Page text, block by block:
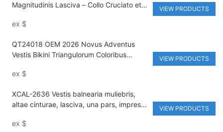
Magnitudinis Lasciva – Collo Cruciato et
Elasticitatis, Muliebris
ex $
VIEW PRODUCTS
QT24018 OEM 2026 Novus Adventus
Vestis Bikini Triangulorum Coloribus
Vestis Natatoria Cito Siccans et Praebens
ex $
VIEW PRODUCTS
XCAL-2636 Vestis balnearia muliebris,
altae cinturae, lasciva, una pars, impressa
litus, apta ad fontes calidos, vendita
ex $
VIEW PRODUCTS